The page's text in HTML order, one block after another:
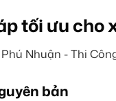
tối ưu cho
bản